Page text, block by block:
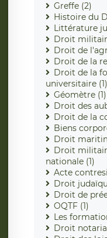
Greffe (2)
Histoire du
Littérature
Droit
Droit de
Droit de la
Droit de la
universitaire (1)
Géomètre (1)
Droit des
Droit de la
Biens
Droit
Droit
nationale (1)
Acte
Droit
Droit de
OQTF (1)
Les
Droit